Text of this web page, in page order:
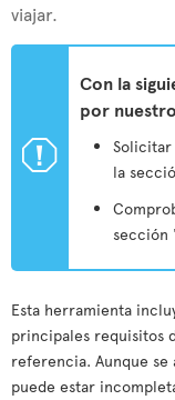
viajar.
ü
Con la
por
Solicitar
la
sección
Esta herramienta
principales requisitos
referencia. Aunque
puede estar